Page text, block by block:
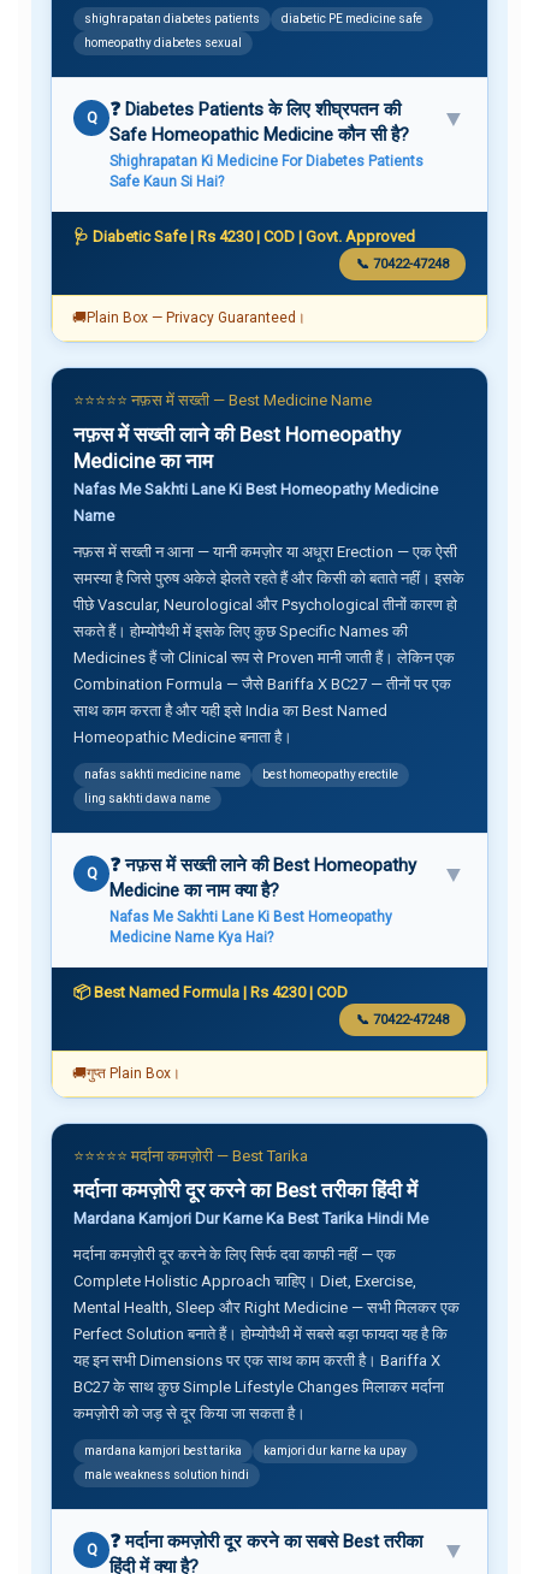
shighrapatan diabetes patients
diabetic PE medicine safe
homeopathy diabetes sexual
Q
❓ Diabetes Patients के लिए शीघ्रपतन की
Safe Homeopathic Medicine कौन सी है?
Shighrapatan Ki Medicine For Diabetes Patients
Safe Kaun Si Hai?
▼
🩺 Diabetic Safe | Rs 4230 | COD | Govt. Approved
📞 70422-47248
🚚Plain Box — Privacy Guaranteed।
⭐⭐⭐⭐⭐ नफ़स में सख्ती — Best Medicine Name
नफ़स में सख्ती लाने की Best Homeopathy
Medicine का नाम
Nafas Me Sakhti Lane Ki Best Homeopathy Medicine
Name
नफ़स में सख्ती न आना — यानी कमज़ोर या अधूरा Erection — एक ऐसी
समस्या है जिसे पुरुष अकेले झेलते रहते हैं और किसी को बताते नहीं। इसके
पीछे Vascular, Neurological और Psychological तीनों कारण हो
सकते हैं। होम्योपैथी में इसके लिए कुछ Specific Names की
Medicines हैं जो Clinical रूप से Proven मानी जाती हैं। लेकिन एक
Combination Formula — जैसे Bariffa X BC27 — तीनों पर एक
साथ काम करता है और यही इसे India का Best Named
Homeopathic Medicine बनाता है।
nafas sakhti medicine name
best homeopathy erectile
ling sakhti dawa name
Q
❓ नफ़स में सख्ती लाने की Best Homeopathy
Medicine का नाम क्या है?
Nafas Me Sakhti Lane Ki Best Homeopathy
Medicine Name Kya Hai?
▼
📦 Best Named Formula | Rs 4230 | COD
📞 70422-47248
🚚गुप्त Plain Box।
⭐⭐⭐⭐⭐ मर्दाना कमज़ोरी — Best Tarika
मर्दाना कमज़ोरी दूर करने का Best तरीका हिंदी में
Mardana Kamjori Dur Karne Ka Best Tarika Hindi Me
मर्दाना कमज़ोरी दूर करने के लिए सिर्फ दवा काफी नहीं — एक
Complete Holistic Approach चाहिए। Diet, Exercise,
Mental Health, Sleep और Right Medicine — सभी मिलकर एक
Perfect Solution बनाते हैं। होम्योपैथी में सबसे बड़ा फायदा यह है कि
यह इन सभी Dimensions पर एक साथ काम करती है। Bariffa X
BC27 के साथ कुछ Simple Lifestyle Changes मिलाकर मर्दाना
कमज़ोरी को जड़ से दूर किया जा सकता है।
mardana kamjori best tarika
kamjori dur karne ka upay
male weakness solution hindi
Q
❓ मर्दाना कमज़ोरी दूर करने का सबसे Best तरीका
हिंदी में क्या है?
▼